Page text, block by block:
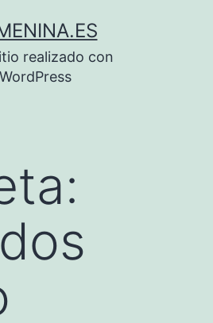
realizado con
WordPress